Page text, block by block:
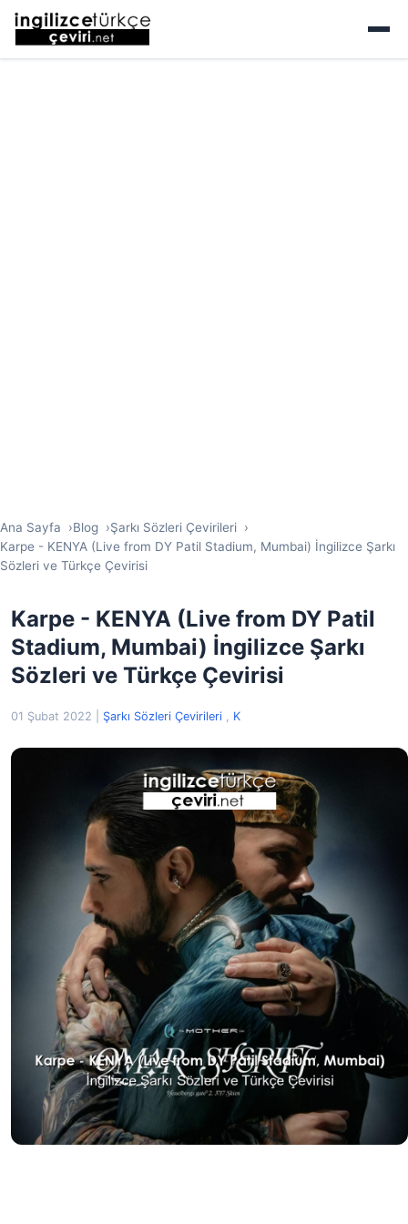
Ana Sayfa Blog
Şarkı Sözleri Çevirileri
Karpe - KENYA (Live from DY Patil Stadium, Mumbai) İngilizce Şarkı
Sözleri ve Türkçe Çevirisi
Karpe - KENYA (Live from DY Patil
Stadium, Mumbai) İngilizce Şarkı
Sözleri ve Türkçe Çevirisi
01 Şubat 2022 Şarkı Sözleri Çevirileri , K